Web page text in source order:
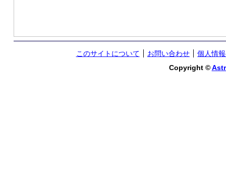
このサイトについて お問い合わせ
個人情
Copyright ©